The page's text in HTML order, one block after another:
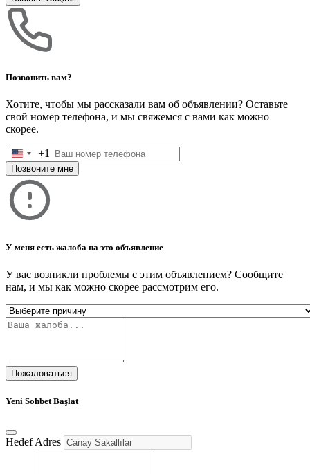
Позвонить вам?
Хотите, чтобы мы рассказали вам об объявлении? Оставьте
свой номер телефона, и мы свяжемся с вами как можно
скорее.
United
States
+1
+1
Позвоните мне
У меня есть жалоба на это объявление
У вас возникли проблемы с этим объявлением? Сообщите
нам, и мы как можно скорее рассмотрим его.
Пожаловаться
Yeni Sohbet Başlat
Hedef Adres